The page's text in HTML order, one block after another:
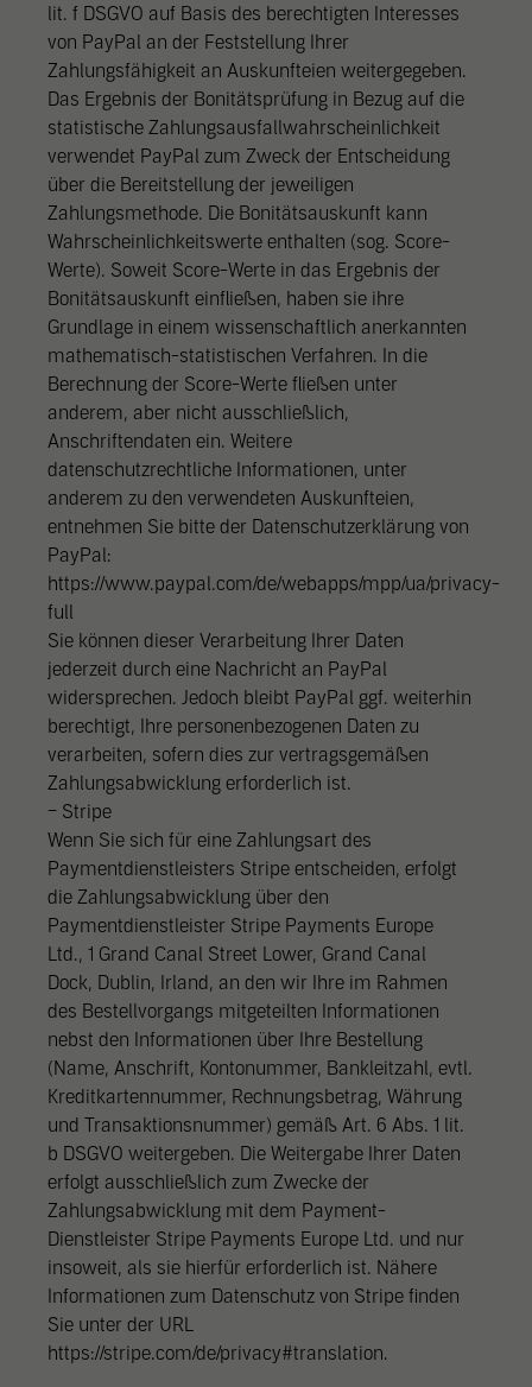
lit. f DSGVO auf Basis des berechtigten Interesses
von PayPal an der Feststellung Ihrer
Zahlungsfähigkeit an Auskunfteien weitergegeben.
Das Ergebnis der Bonitätsprüfung in Bezug auf die
statistische Zahlungsausfallwahrscheinlichkeit
verwendet PayPal zum Zweck der Entscheidung
über die Bereitstellung der jeweiligen
Zahlungsmethode. Die Bonitätsauskunft kann
Wahrscheinlichkeitswerte enthalten (sog. Score-
Werte). Soweit Score-Werte in das Ergebnis der
Bonitätsauskunft einfließen, haben sie ihre
Grundlage in einem wissenschaftlich anerkannten
mathematisch-statistischen Verfahren. In die
Berechnung der Score-Werte fließen unter
anderem, aber nicht ausschließlich,
Anschriftendaten ein. Weitere
datenschutzrechtliche Informationen, unter
anderem zu den verwendeten Auskunfteien,
entnehmen Sie bitte der Datenschutzerklärung von
PayPal:
https://www.paypal.com/de/webapps/mpp/ua/privacy-
full
Sie können dieser Verarbeitung Ihrer Daten
jederzeit durch eine Nachricht an PayPal
widersprechen. Jedoch bleibt PayPal ggf. weiterhin
berechtigt, Ihre personenbezogenen Daten zu
verarbeiten, sofern dies zur vertragsgemäßen
Zahlungsabwicklung erforderlich ist.
– Stripe
Wenn Sie sich für eine Zahlungsart des
Paymentdienstleisters Stripe entscheiden, erfolgt
die Zahlungsabwicklung über den
Paymentdienstleister Stripe Payments Europe
Ltd., 1 Grand Canal Street Lower, Grand Canal
Dock, Dublin, Irland, an den wir Ihre im Rahmen
des Bestellvorgangs mitgeteilten Informationen
nebst den Informationen über Ihre Bestellung
(Name, Anschrift, Kontonummer, Bankleitzahl, evtl.
Kreditkartennummer, Rechnungsbetrag, Währung
und Transaktionsnummer) gemäß Art. 6 Abs. 1 lit.
b DSGVO weitergeben. Die Weitergabe Ihrer Daten
erfolgt ausschließlich zum Zwecke der
Zahlungsabwicklung mit dem Payment-
Dienstleister Stripe Payments Europe Ltd. und nur
insoweit, als sie hierfür erforderlich ist. Nähere
Informationen zum Datenschutz von Stripe finden
Sie unter der URL
https://stripe.com/de/privacy#translation.